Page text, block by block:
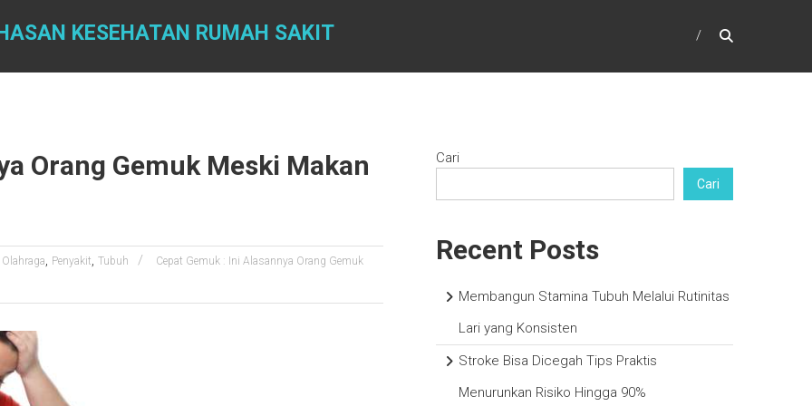
KESEHATAN RUMAH SAKIT
Orang Gemuk Meski Makan
Olahraga, Penyakit, Tubuh Cepat Gemuk : Ini Alasannya Orang Gemuk
Cari
Cari
Recent Posts
Membangun Stamina Tubuh Melalui Rutinitas
Lari yang Konsisten
Stroke Bisa Dicegah Tips Praktis
Menurunkan Risiko Hingga 90%